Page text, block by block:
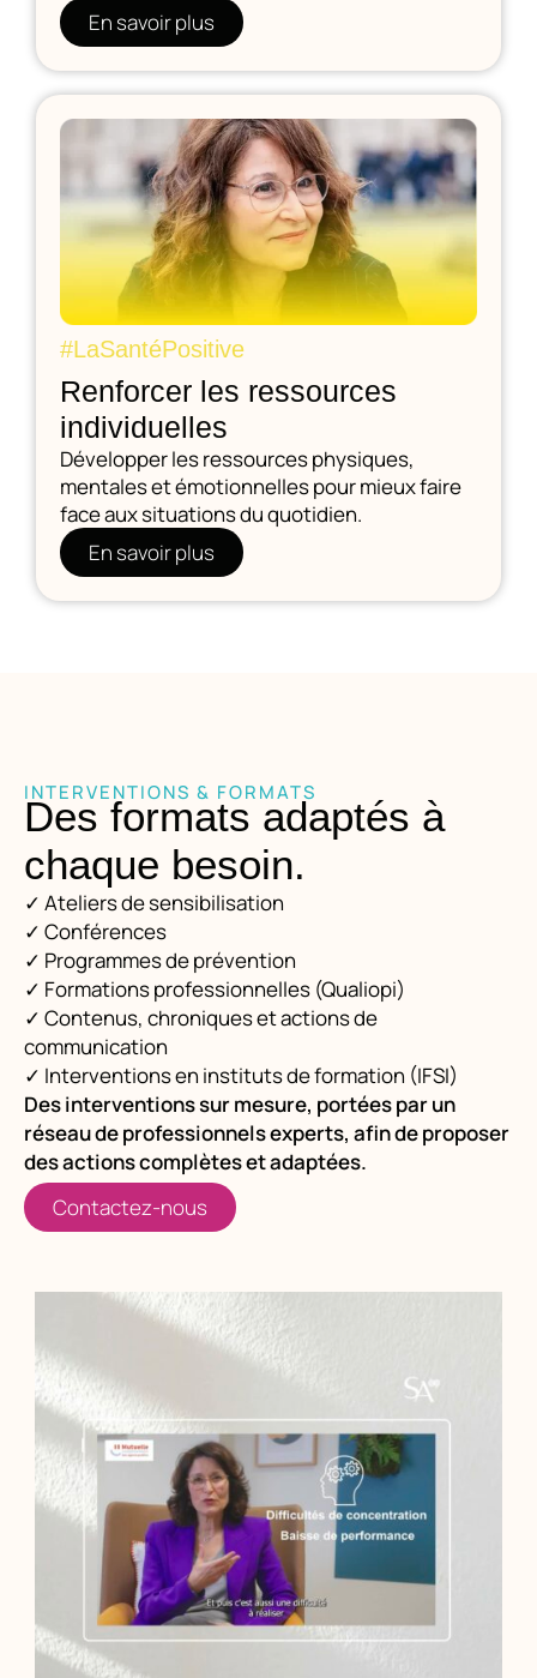
En savoir plus
#LaSantéPositive
Renforcer les ressources
individuelles
Développer les ressources physiques,
mentales et émotionnelles pour mieux faire
face aux situations du quotidien.
En savoir plus
INTERVENTIONS & FORMATS
Des formats adaptés à
chaque besoin.
✓ Ateliers de sensibilisation
✓ Conférences
✓ Programmes de prévention
✓ Formations professionnelles (Qualiopi)
✓ Contenus, chroniques et actions de
communication
✓ Interventions en instituts de formation (IFSI)
Des interventions sur mesure, portées par un
réseau de professionnels experts, afin de proposer
des actions complètes et adaptées.
Contactez-nous